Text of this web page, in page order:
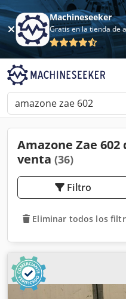
Machineseeker
Amazone Zae
venta (36)
Filtro
Eliminar todos los